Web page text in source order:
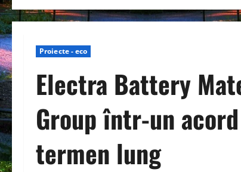
Proiecte - eco
Electra Battery
Group într-un
termen lung